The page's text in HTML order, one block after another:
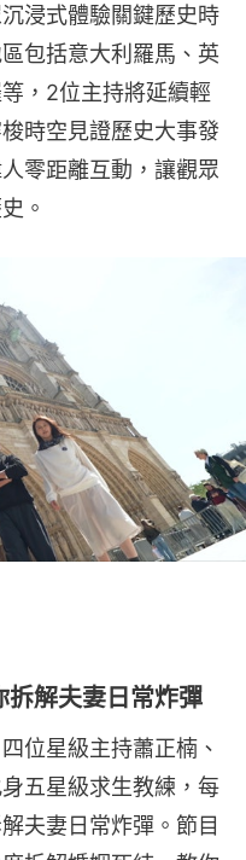
浸式體驗關鍵歷史時
包括意大利羅馬、英
，2位主持將延續輕
時空見證歷史大事發
零距離互動，讓觀眾
。
拆解夫妻日常炸彈
位星級主持蕭正楠、
五星級求生教練，每
夫妻日常炸彈。節目